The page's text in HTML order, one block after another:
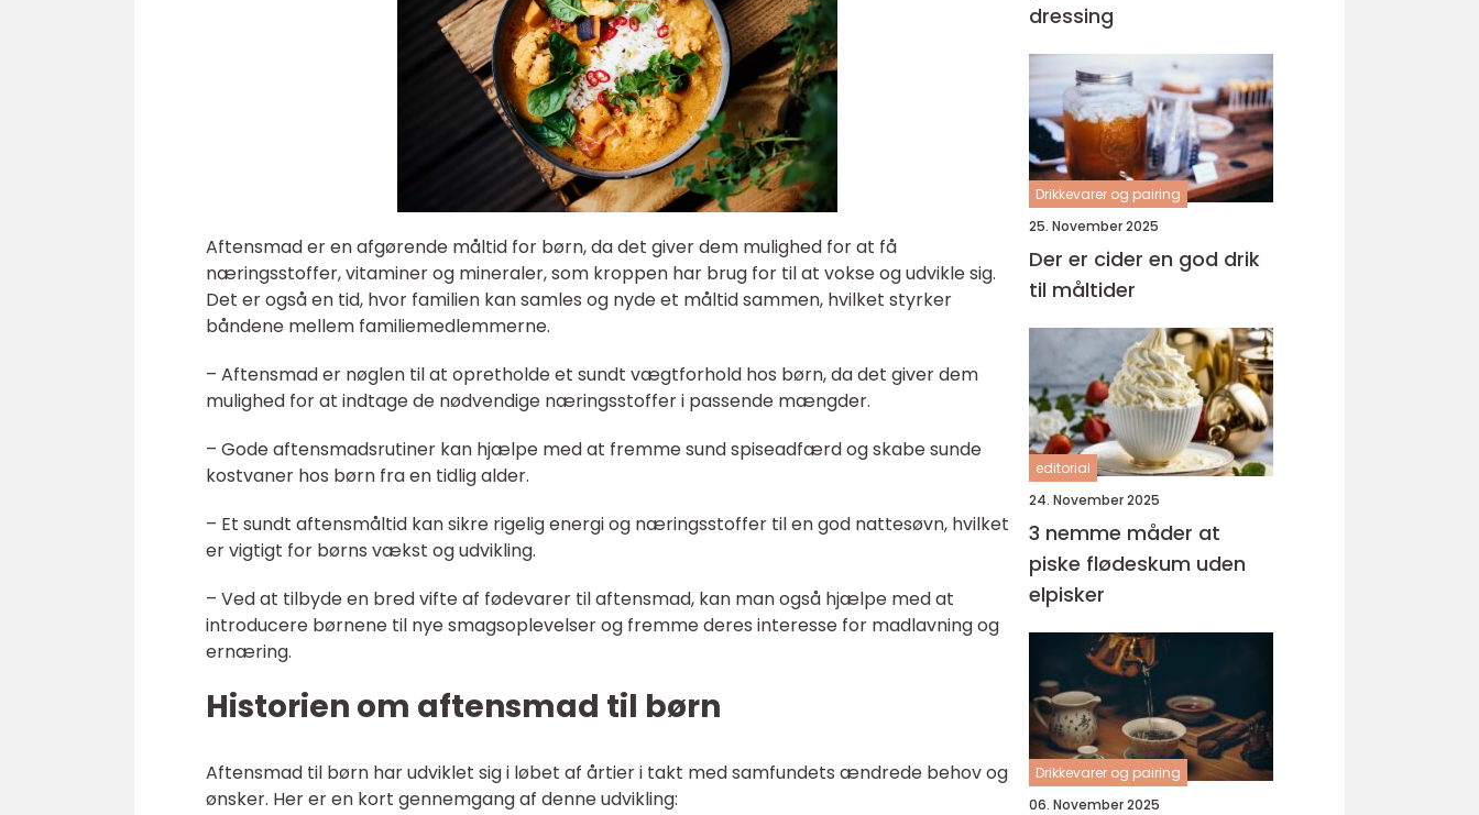
Aftensmad er en afgørende måltid for børn, da det giver dem mulighed for at få
næringsstoffer, vitaminer og mineraler, som kroppen har brug for til at vokse og udvikle sig.
Det er også en tid, hvor familien kan samles og nyde et måltid sammen, hvilket styrker
båndene mellem familiemedlemmerne.
– Aftensmad er nøglen til at opretholde et sundt vægtforhold hos børn, da det giver dem
mulighed for at indtage de nødvendige næringsstoffer i passende mængder.
– Gode aftensmadsrutiner kan hjælpe med at fremme sund spiseadfærd og skabe sunde
kostvaner hos børn fra en tidlig alder.
– Et sundt aftensmåltid kan sikre rigelig energi og næringsstoffer til en god nattesøvn, hvilket
er vigtigt for børns vækst og udvikling.
– Ved at tilbyde en bred vifte af fødevarer til aftensmad, kan man også hjælpe med at
introducere børnene til nye smagsoplevelser og fremme deres interesse for madlavning og
ernæring.
Historien om aftensmad til børn
Aftensmad til børn har udviklet sig i løbet af årtier i takt med samfundets ændrede behov og
ønsker. Her er en kort gennemgang af denne udvikling:
dressing
Drikkevarer og pairing
25. November 2025
Der er cider en god drik
til måltider
editorial
24. November 2025
3 nemme måder at
piske flødeskum uden
elpisker
Drikkevarer og pairing
06. November 2025